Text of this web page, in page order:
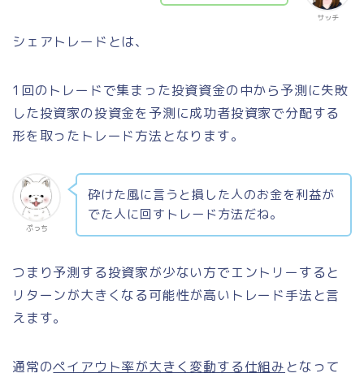
サッチ
シェアトレードとは、
1回のトレードで集まった投資資金の中から予測に失敗
した投資家の投資金を予測に成功者投資家で分配する
形を取ったトレード方法となります。
ぷっち
砕けた風に言うと損した人のお金を利益が
でた人に回すトレード方法だね。
つまり予測する投資家が少ない方でエントリーすると
リターンが大きくなる可能性が高いトレード手法と言
えます。
通常のペイアウト率が大きく変動する仕組みとなって